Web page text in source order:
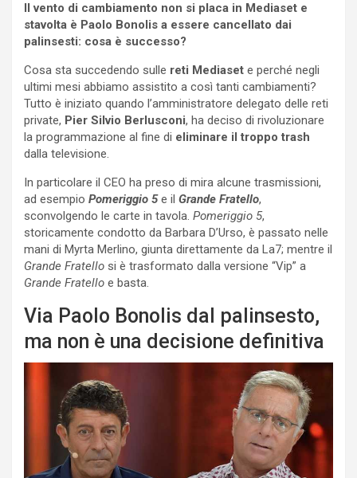
Il vento di cambiamento non si placa in Mediaset e
stavolta è Paolo Bonolis a essere cancellato dai
palinsesti: cosa è successo?
Cosa sta succedendo sulle reti Mediaset e perché negli
ultimi mesi abbiamo assistito a così tanti cambiamenti?
Tutto è iniziato quando l’amministratore delegato delle reti
private, Pier Silvio Berlusconi, ha deciso di rivoluzionare
la programmazione al fine di eliminare il troppo trash
dalla televisione.
In particolare il CEO ha preso di mira alcune trasmissioni,
ad esempio Pomeriggio 5e il Grande Fratello,
sconvolgendo le carte in tavola. Pomeriggio 5,
storicamente condotto da Barbara D’Urso, è passato nelle
mani di Myrta Merlino, giunta direttamente da La7; mentre il
Grande Fratello si è trasformato dalla versione “Vip” a
Grande Fratello e basta.
Via Paolo Bonolis dal palinsesto,
ma non è una decisione definitiva